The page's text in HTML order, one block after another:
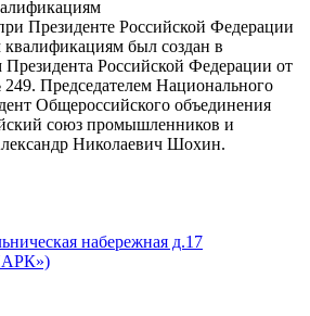
Президенте Российской Федерации
был создан в
Президента Российской Федерации от
Председателем Национального
Общероссийского объединения
союз промышленников и
Николаевич Шохин.
набережная д.17